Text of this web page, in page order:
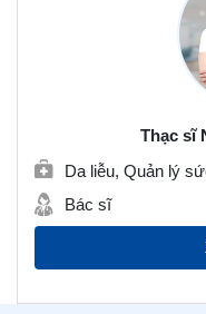
Thạc sĩ
Da liễu, Quản lý
Bác sĩ